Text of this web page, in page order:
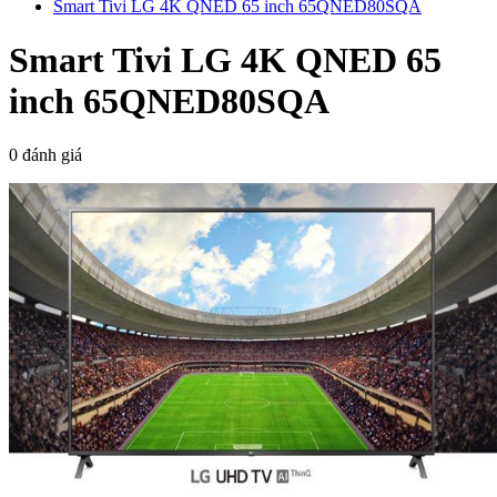
Smart Tivi LG 4K QNED 65 inch 65QNED80SQA
Smart Tivi LG 4K QNED 65
inch 65QNED80SQA
0 đánh giá